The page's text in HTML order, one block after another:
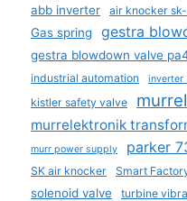
abb inverter air knocker
Gas spring gestra
gestra blowdown valve
industrial automation inverter
kistler safety valve
murrelektronik
murr power supply parker
SK air knocker Smart
solenoid valve
turbine